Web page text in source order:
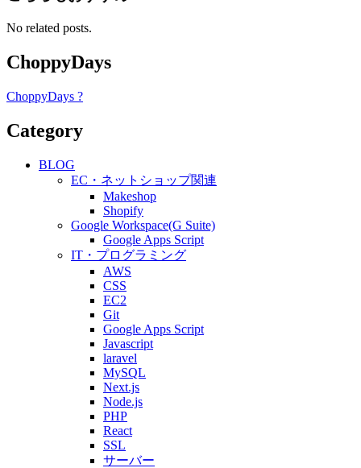
No related posts.
ChoppyDays
ChoppyDays ?
Category
BLOG
EC・ネットショップ関連
Makeshop
Shopify
Google Workspace(G Suite)
Google Apps Script
IT・プログラミング
AWS
CSS
EC2
Git
Google Apps Script
Javascript
laravel
MySQL
Next.js
Node.js
PHP
React
SSL
サーバー